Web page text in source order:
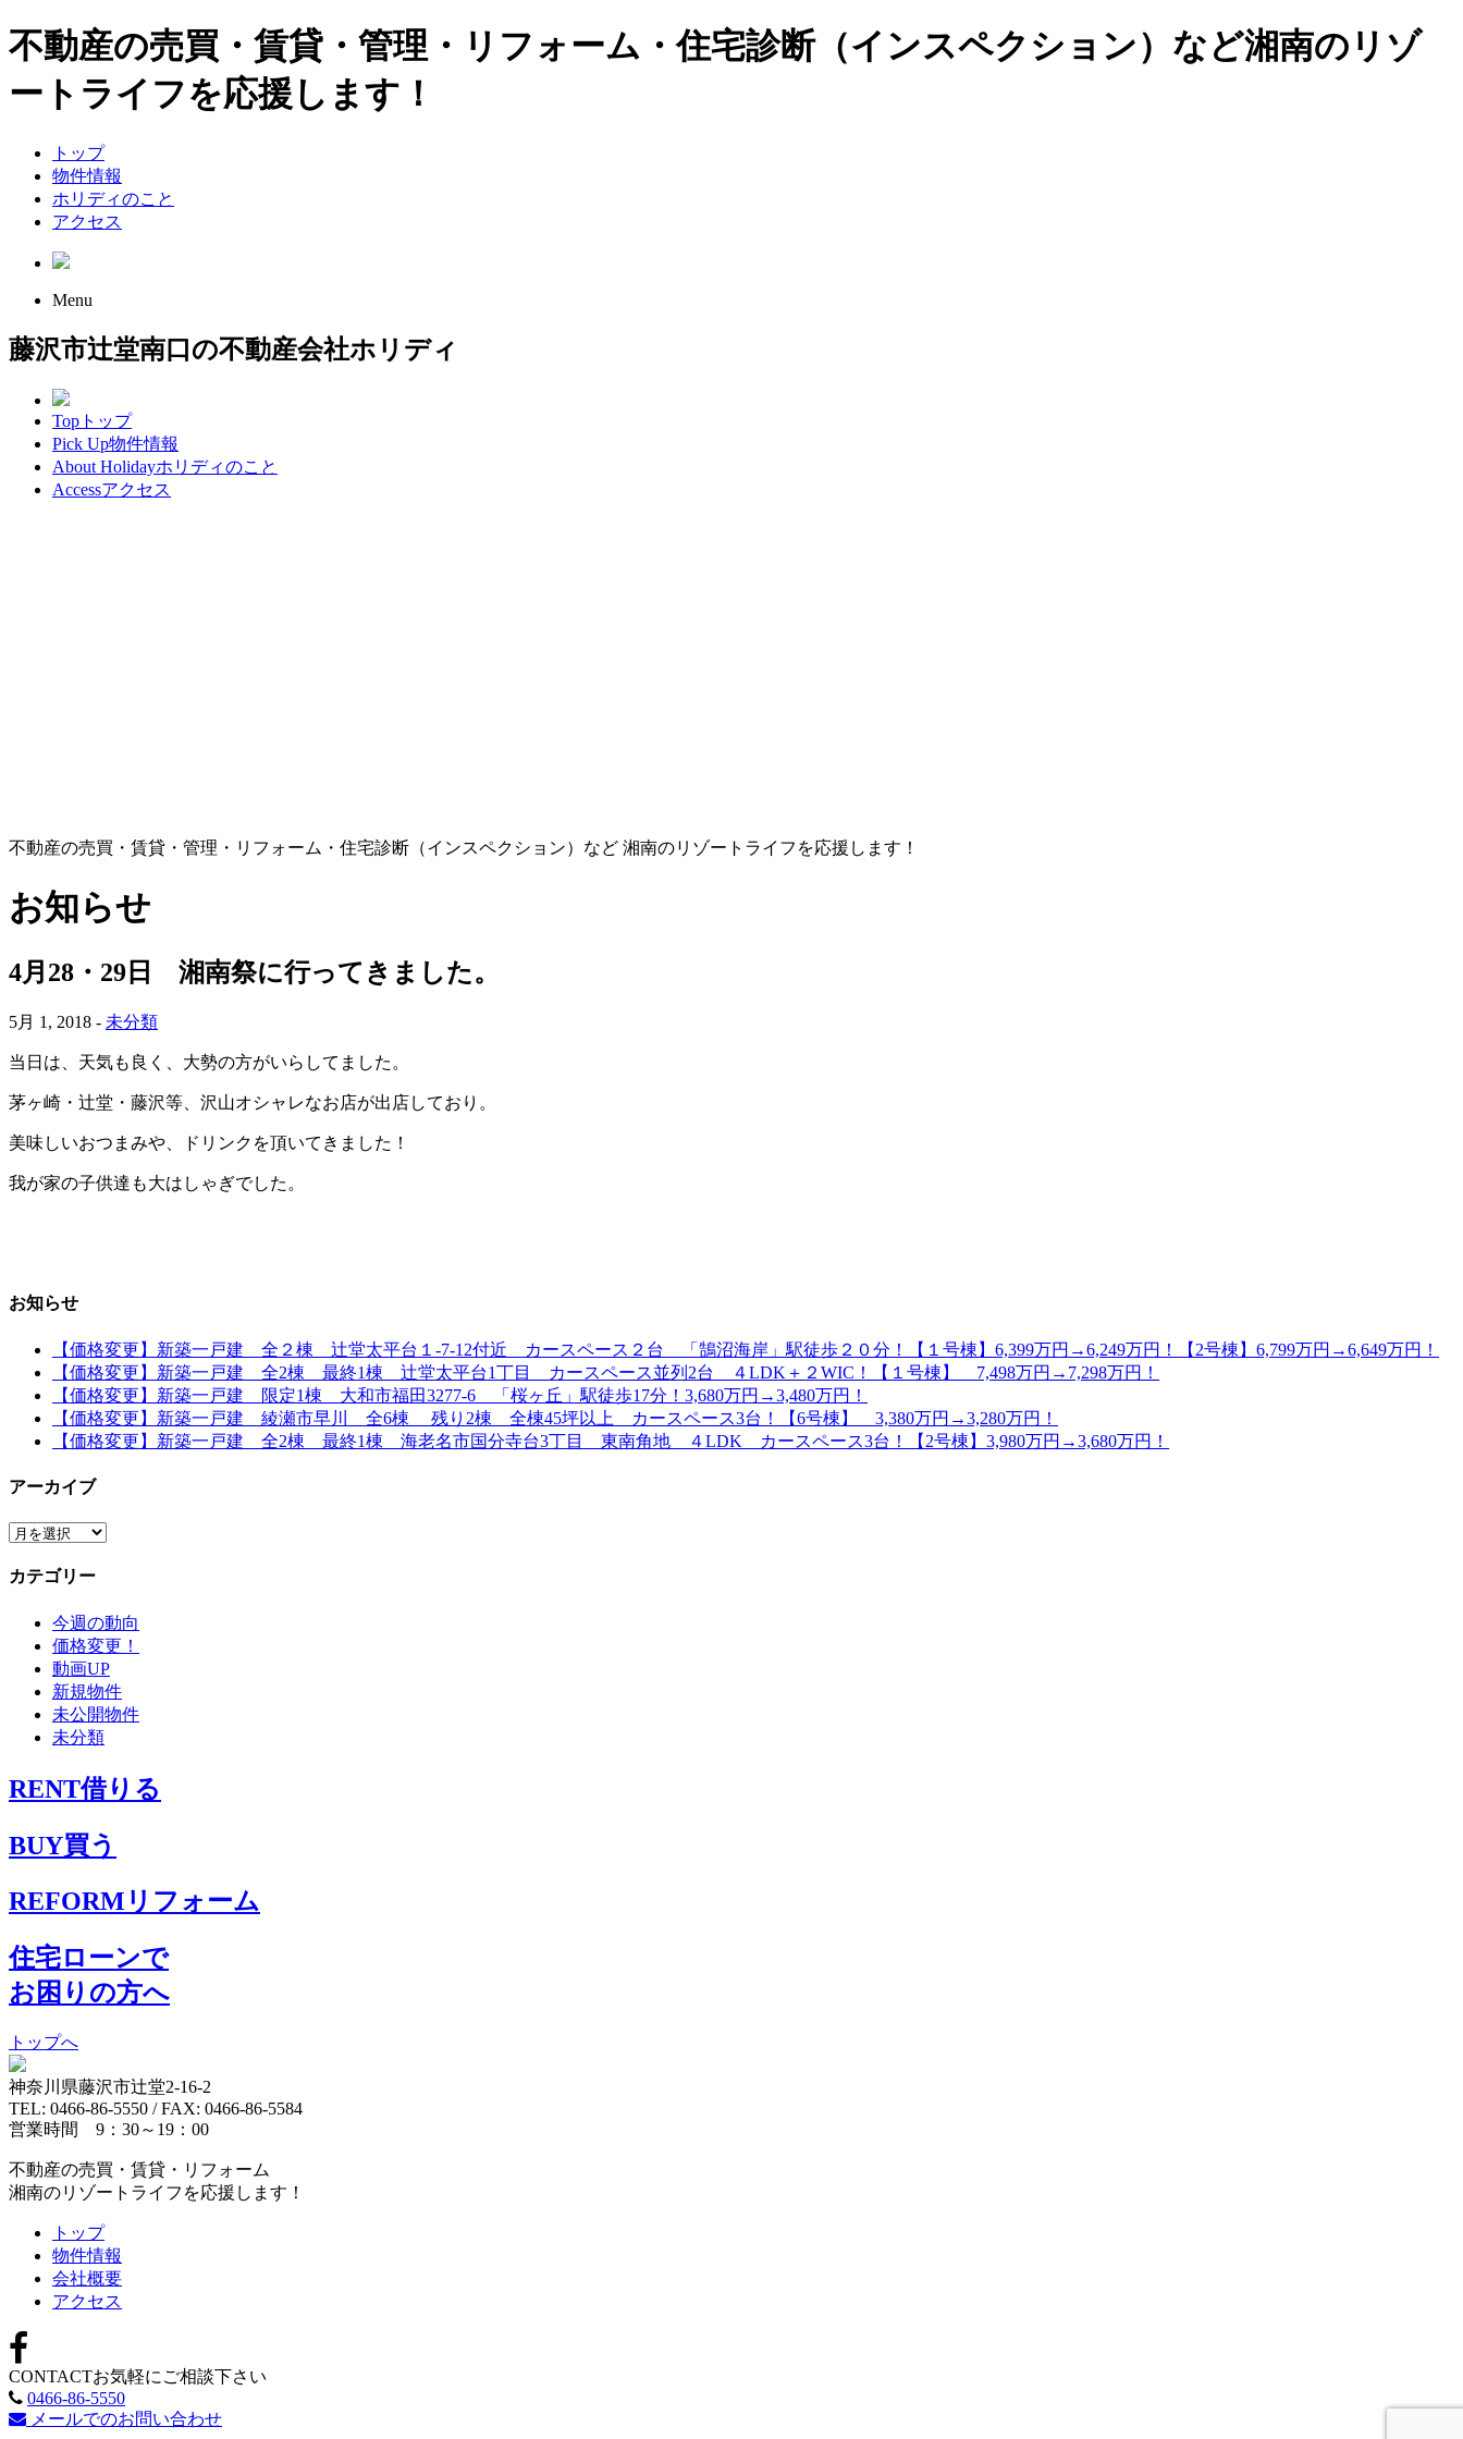
不動産の売買・賃貸・管理・リフォーム・住宅診断（インスペクション）など湘南のリゾ
ートライフを応援します！
トップ
物件情報
ホリディのこと
アクセス
Menu
藤沢市辻堂南口の不動産会社ホリディ
Top トップ
Pick Up物件情報
About Holidayホリディのこと
Accessアクセス
不動産の売買・賃貸・管理・リフォーム・住宅診断（インスペクション）など 湘南のリゾートライフを応援します！
お知らせ
4月28・29日 湘南祭に行ってきました。
5月 1, 2018 - 未分類
当日は、天気も良く、大勢の方がいらしてました。
茅ヶ崎・辻堂・藤沢等、沢山オシャレなお店が出店しており。
美味しいおつまみや、ドリンクを頂いてきました！
我が家の子供達も大はしゃぎでした。
お知らせ
【価格変更】新築一戸建 全２棟 辻堂太平台１-7-12付近 カースペース２台 「鵠沼海岸」駅徒歩２０分！【１号棟】6,399万円→6,249万円！【2号棟】6,799万円→6,649万円！
【価格変更】新築一戸建 全2棟 最終1棟 辻堂太平台1丁目 カースペース並列2台 ４LDK＋２WIC！【１号棟】 7,498万円→7,298万円！
【価格変更】新築一戸建 限定1棟 大和市福田3277-6 「桜ヶ丘」駅徒歩17分！3,680万円→3,480万円！
【価格変更】新築一戸建 綾瀬市早川 全6棟 残り2棟 全棟45坪以上 カースペース3台！【6号棟】 3,380万円→3,280万円！
【価格変更】新築一戸建 全2棟 最終1棟 海老名市国分寺台3丁目 東南角地 ４LDK カースペース3台！【2号棟】3,980万円→3,680万円！
アーカイブ
ア
カ
カテゴリー
今週の動向
価格変更！
動画UP
新規物件
未公開物件
未分類
RENT借りる
BUY買う
REFORM リフォーム
住宅ローンで
お困りの方へ
トップへ
神奈川県藤沢市辻堂2-16-2
TEL: 0466-86-5550 / FAX: 0466-86-5584
営業時間 9：30～19：00
不動産の売買・賃貸・リフォーム
湘南のリゾートライフを応援します！
トップ
物件情報
会社概要
アクセス
CONTACTお気軽にご相談下さい
0466-86-5550
メールでのお問い合わせ